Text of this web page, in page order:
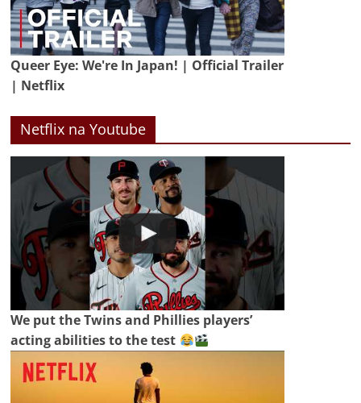
Queer Eye: We're In Japan! | Official Trailer
| Netflix
Netflix na Youtube
We put the Twins and Phillies players’
acting abilities to the test